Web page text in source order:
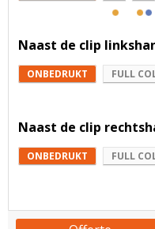
Naast de clip
ONBEDRUKT FULL
Naast de clip
ONBEDRUKT FULL